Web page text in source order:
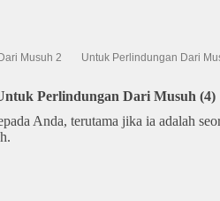
Musuh 2 Untuk Perlindungan Dari
Perlindungan Dari Musuh (4)
Anda, terutama jika ia adalah